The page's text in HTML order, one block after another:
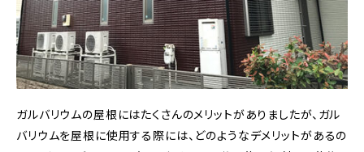
ガルバリウムの屋根にはたくさんのメリットがありましたが、ガル
バリウムを屋根に使用する際には、どのようなデメリットがあるの